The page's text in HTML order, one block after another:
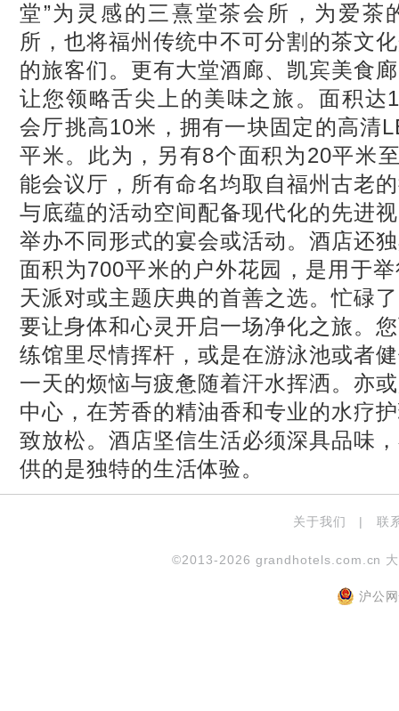
堂”为灵感的三熹堂茶会所，为爱茶
所，也将福州传统中不可分割的茶文
的旅客们。更有大堂酒廊、凯宾美食
让您领略舌尖上的美味之旅。面积达
会厅挑高10米，拥有一块固定的高清
平米。此为，另有8个面积为20平米
能会议厅，所有命名均取自福州古老
与底蕴的活动空间配备现代化的先进
举办不同形式的宴会或活动。酒店还
面积为700平米的户外花园，是用于
天派对或主题庆典的首善之选。忙碌
要让身体和心灵开启一场净化之旅。
练馆里尽情挥杆，或是在游泳池或者
一天的烦恼与疲惫随着汗水挥洒。亦
中心，在芳香的精油香和专业的水疗
致放松。酒店坚信生活必须深具品味
供的是独特的生活体验。
关于我们 | 联
©2013-2026 grandhotels.com.cn
沪公